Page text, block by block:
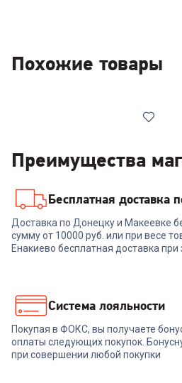
Похожие товары
Плита NESONS NS-
GS50W4MEKB
22 999₽
В корзину
Преимущества
Бесплатная доставка
Доставка по Донецку и Макеевке
сумму от 10000 руб. или при весе
Енакиево бесплатная доставка при
Система лояльности
Покупая в ФОКС, вы получаете
оплаты следующих покупок.
при совершении любой покупки